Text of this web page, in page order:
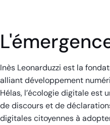
Inès Leonarduzzi est la
alliant développement
Hélas, l’écologie digitale est
de discours et de
digitales citoyennes à